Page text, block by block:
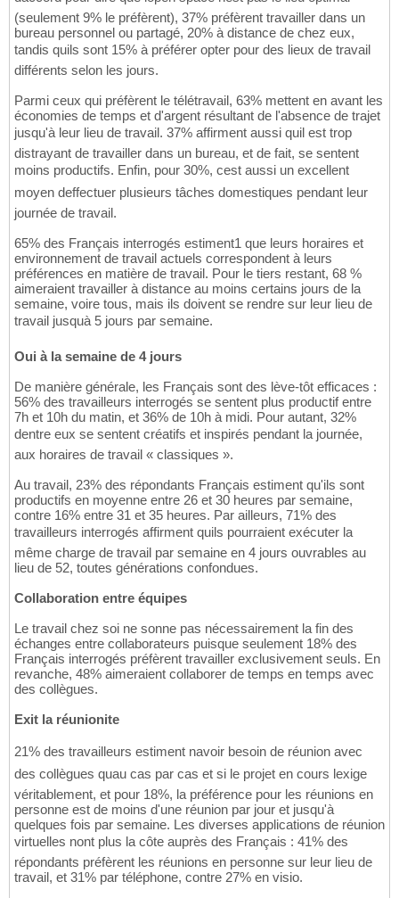
(seulement 9% le préfèrent), 37% préfèrent travailler dans un
bureau personnel ou partagé, 20% à distance de chez eux,
tandis quils sont 15% à préférer opter pour des lieux de travail
différents selon les jours.
Parmi ceux qui préfèrent le télétravail, 63% mettent en avant les
économies de temps et d'argent résultant de l'absence de trajet
jusqu'à leur lieu de travail. 37% affirment aussi quil est trop
distrayant de travailler dans un bureau, et de fait, se sentent
moins productifs. Enfin, pour 30%, cest aussi un excellent
moyen deffectuer plusieurs tâches domestiques pendant leur
journée de travail.
65% des Français interrogés estiment1 que leurs horaires et
environnement de travail actuels correspondent à leurs
préférences en matière de travail. Pour le tiers restant, 68 %
aimeraient travailler à distance au moins certains jours de la
semaine, voire tous, mais ils doivent se rendre sur leur lieu de
travail jusquà 5 jours par semaine.
Oui à la semaine de 4 jours
De manière générale, les Français sont des lève-tôt efficaces :
56% des travailleurs interrogés se sentent plus productif entre
7h et 10h du matin, et 36% de 10h à midi. Pour autant, 32%
dentre eux se sentent créatifs et inspirés pendant la journée,
aux horaires de travail « classiques ».
Au travail, 23% des répondants Français estiment qu'ils sont
productifs en moyenne entre 26 et 30 heures par semaine,
contre 16% entre 31 et 35 heures. Par ailleurs, 71% des
travailleurs interrogés affirment quils pourraient exécuter la
même charge de travail par semaine en 4 jours ouvrables au
lieu de 52, toutes générations confondues.
Collaboration entre équipes
Le travail chez soi ne sonne pas nécessairement la fin des
échanges entre collaborateurs puisque seulement 18% des
Français interrogés préfèrent travailler exclusivement seuls. En
revanche, 48% aimeraient collaborer de temps en temps avec
des collègues.
Exit la réunionite
21% des travailleurs estiment navoir besoin de réunion avec
des collègues quau cas par cas et si le projet en cours lexige
véritablement, et pour 18%, la préférence pour les réunions en
personne est de moins d'une réunion par jour et jusqu'à
quelques fois par semaine. Les diverses applications de réunion
virtuelles nont plus la côte auprès des Français : 41% des
répondants préfèrent les réunions en personne sur leur lieu de
travail, et 31% par téléphone, contre 27% en visio.